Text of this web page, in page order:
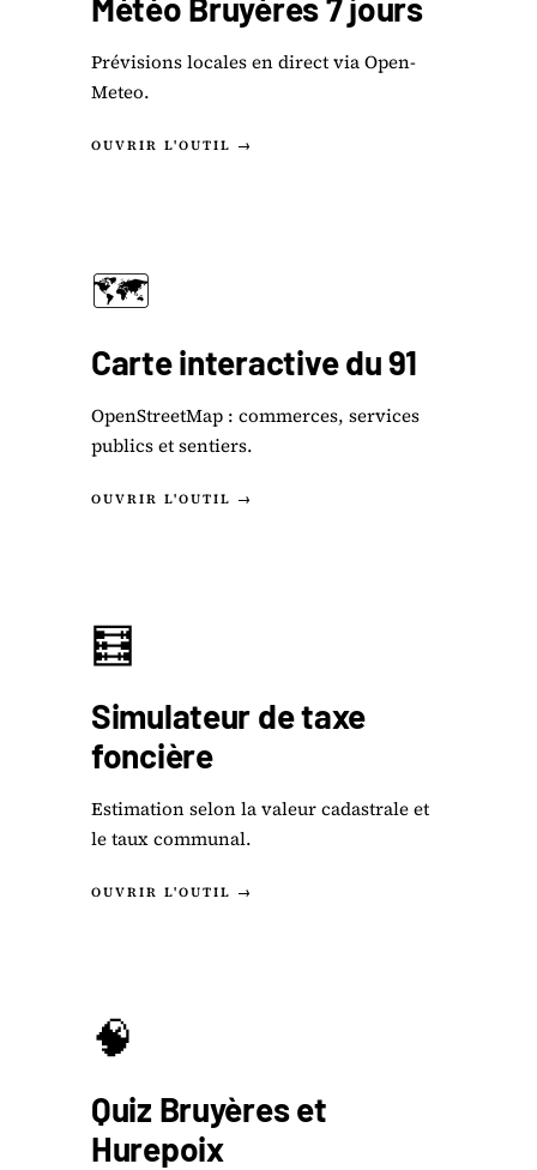
Prévisions locales en direct via Open-
Meteo.
OUVRIR L'OUTIL →
🗺️
Carte interactive du 91
OpenStreetMap : commerces, services
publics et sentiers.
OUVRIR L'OUTIL →
🧮
Simulateur de taxe
foncière
Estimation selon la valeur cadastrale et
le taux communal.
OUVRIR L'OUTIL →
🧠
Quiz Bruyères et
Hurepoix